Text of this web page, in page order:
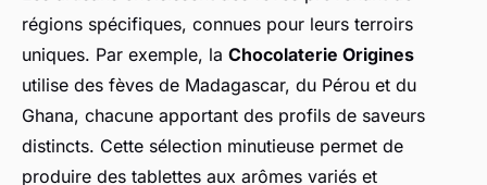
régions spécifiques, connues pour leurs terroirs
uniques. Par exemple, la Chocolaterie Origines
utilise des fèves de Madagascar, du Pérou et du
Ghana, chacune apportant des profils de saveurs
distincts. Cette sélection minutieuse permet de
produire des tablettes aux arômes variés et